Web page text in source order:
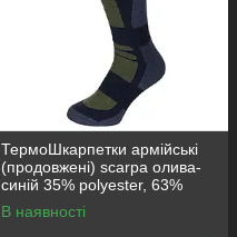
ТермоШкарпетки армійські
(продовжені) scarpa олива-
синій 35% polyester, 63%
cotton, 2% spandex, оригінал
Італія
В наявності